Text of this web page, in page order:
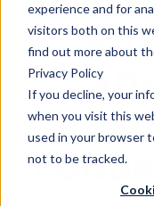
experience and for
visitors both on this
find out more about
Privacy Policy
If you decline, your
when you visit this
used in your browser
not to be tracked.
AV